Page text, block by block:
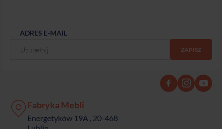
ADRES E-MAIL
Fabryka Mebli
Energetyków 19A , 20-468